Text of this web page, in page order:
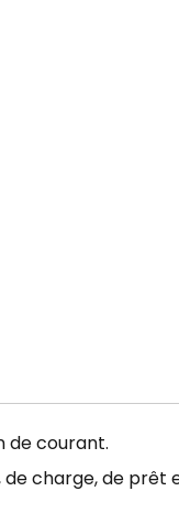
de courant.
charge, de